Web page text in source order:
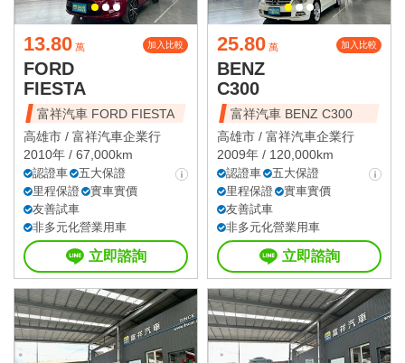
13.80 萬 加入比較
FORD
FIESTA
富祥汽車 FORD FIESTA
高雄市 / 富祥汽車企業行
2010年 / 67,000km
認證車
五大保證
里程保證
實車實價
友善試車
非多元化營業用車
立即諮詢
25.80 萬 加入比較
BENZ
C300
富祥汽車 BENZ C300
高雄市 / 富祥汽車企業行
2009年 / 120,000km
認證車
五大保證
里程保證
實車實價
友善試車
非多元化營業用車
立即諮詢